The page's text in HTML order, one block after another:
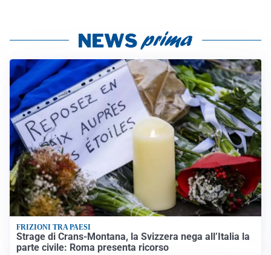
FRIZIONI TRA PAESI
Strage di Crans-Montana, la Svizzera nega all’Italia la
parte civile: Roma presenta ricorso